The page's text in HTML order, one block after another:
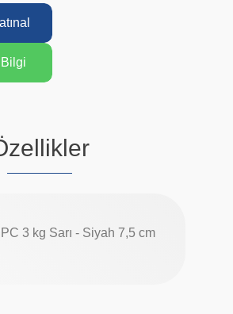
3 kg Sarı - Siyah 7,5 cm